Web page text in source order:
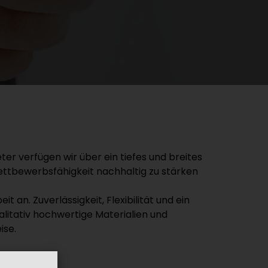
verfügen wir über ein tiefes und breites
nachhaltig zu stärken
an. Zuverlässigkeit, Flexibilität und ein
hochwertige Materialien und